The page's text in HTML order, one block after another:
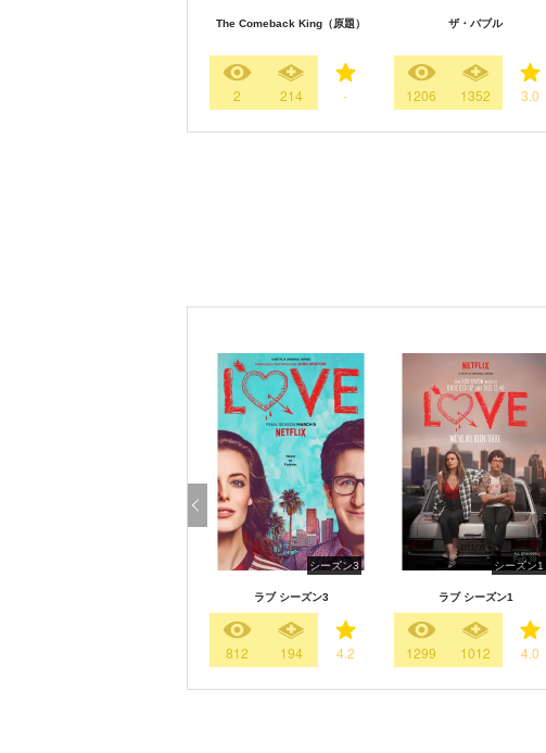
The Comeback King（原題）
2 214 -
ザ・バブル
1206 1352 3.0
シーズン3
ラブ シーズン3
812 194 4.2
シーズン1
ラブ シーズン1
1299 1012 4.0